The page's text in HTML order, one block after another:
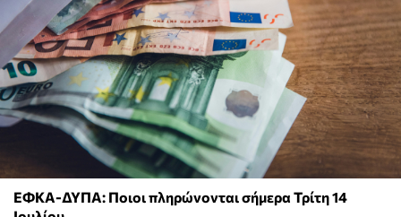
ΕΦΚΑ-ΔΥΠΑ: Ποιοι πληρώνονται σήμερα Τρίτη 14